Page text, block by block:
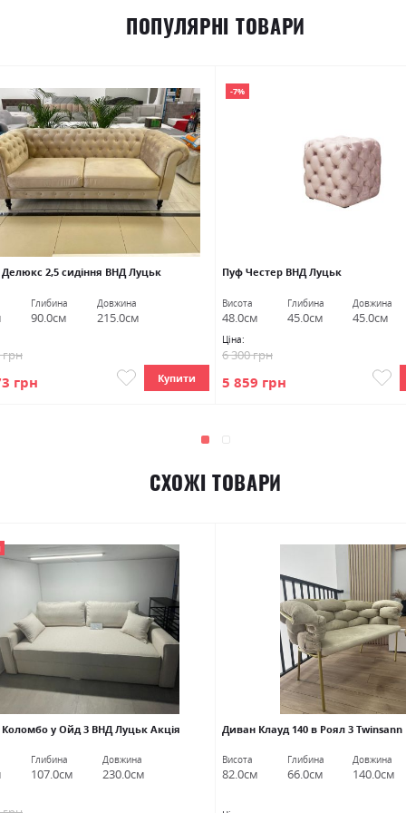
ПОПУЛЯРНІ ТОВАРИ
2,5 сидіння ВНД Луцьк
Глибина
90.0см
Довжина
215.0см
грн
грн
Купити
-7%
Пуф Честер ВНД Луцьк
Висота
48.0см
Глибина
45.0см
Довжина
45.0см
Ціна:
5 859 грн
6 300 грн
СХОЖІ ТОВАРИ
у Ойд 3 ВНД Луцьк Акція
Глибина
107.0см
Довжина
230.0см
Диван Клауд 140 в Роял 3 Twinsann
Висота
82.0см
Глибина
66.0см
Довжина
140.0см